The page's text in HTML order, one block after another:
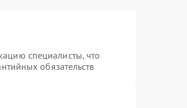
специалисты, что
обязательств